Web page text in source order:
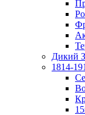
Дикий
1814-